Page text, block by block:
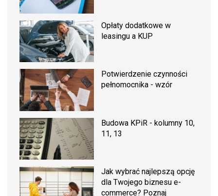
Opłaty dodatkowe w
leasingu a KUP
Potwierdzenie czynności
pełnomocnika - wzór
Budowa KPiR - kolumny 10,
11, 13
Jak wybrać najlepszą opcję
dla Twojego biznesu e-
commerce? Poznaj